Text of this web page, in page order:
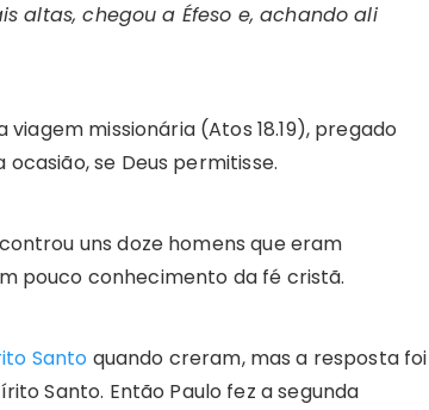
altas, chegou a Éfeso e, achando ali
missionária (Atos 18.19), pregado
se Deus permitisse.
uns doze homens que eram
pouco conhecimento da fé cristã.
Santo quando creram, mas a resposta foi
Santo. Então Paulo fez a segunda